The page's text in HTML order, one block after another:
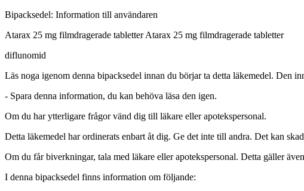
Bipacksedel: Information till användaren
Atarax 25 mg filmdragerade tabletter Atarax 25 mg filmdragerade tabletter
diflunomid
Läs noga igenom denna bipacksedel innan du börjar ta detta läkemedel. Den
- Spara denna information, du kan behöva läsa den igen.
Om du har ytterligare frågor vänd dig till läkare eller apotekspersonal.
Detta läkemedel har ordinerats enbart åt dig. Ge det inte till andra. Det kan
Om du får biverkningar, tala med läkare eller apotekspersonal. Detta gäller
I denna bipacksedel finns information om följande: